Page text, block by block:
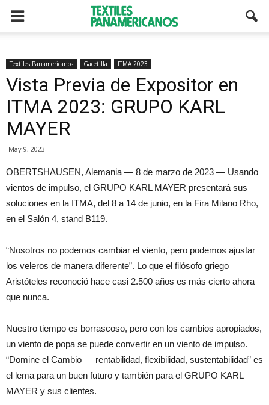
Textiles Panamericanos Gacetilla ITMA 2023
Vista Previa de Expositor en
ITMA 2023: GRUPO KARL
MAYER
May 9, 2023
OBERTSHAUSEN, Alemania — 8 de marzo de 2023 — Usando
vientos de impulso, el GRUPO KARL MAYER presentará sus
soluciones en la ITMA, del 8 a 14 de junio, en la Fira Milano Rho,
en el Salón 4, stand B119.
“Nosotros no podemos cambiar el viento, pero podemos ajustar
los veleros de manera diferente”. Lo que el filósofo griego
Aristóteles reconoció hace casi 2.500 años es más cierto ahora
que nunca.
Nuestro tiempo es borrascoso, pero con los cambios apropiados,
un viento de popa se puede convertir en un viento de impulso.
“Domine el Cambio — rentabilidad, flexibilidad, sustentabilidad” es
el lema para un buen futuro y también para el GRUPO KARL
MAYER y sus clientes.